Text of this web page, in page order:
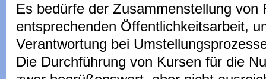
Es bedürfe der Zusammenstellung von
entsprechenden Öffentlichkeitsarbeit,
Verantwortung bei
Die Durchführung von Kursen für die